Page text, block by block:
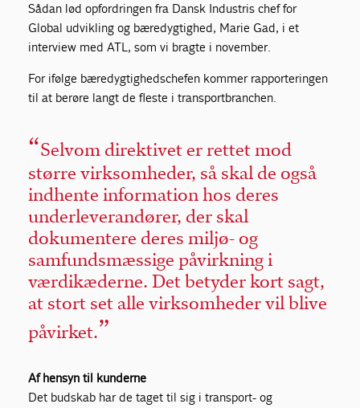
Sådan lød opfordringen fra Dansk Industris chef for
Global udvikling og bæredygtighed, Marie Gad, i et
interview med ATL, som vi bragte i november.
For ifølge bæredygtighedschefen kommer rapporteringen
til at berøre langt de fleste i transportbranchen.
Selvom direktivet er rettet mod
større virksomheder, så skal de også
indhente information hos deres
underleverandører, der skal
dokumentere deres miljø- og
samfundsmæssige påvirkning i
værdikæderne. Det betyder kort sagt,
at stort set alle virksomheder vil blive
påvirket.
Af hensyn til kunderne
Det budskab har de taget til sig i transport- og